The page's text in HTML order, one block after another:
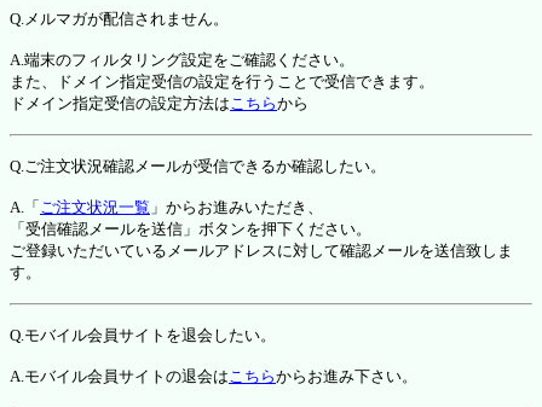
Q.メルマガが配信されません。
A.端末のフィルタリング設定をご確認ください。
また、ドメイン指定受信の設定を行うことで受信できます。
ドメイン指定受信の設定方法はこちらから
Q.ご注文状況確認メールが受信できるか確認したい。
A.「 ご注文状況一覧 」からお進みいただき、
「受信確認メールを送信」ボタンを押下ください。
ご登録いただいているメールアドレスに対して確認メールを送信致しま
す。
Q.モバイル会員サイトを退会したい。
A.モバイル会員サイトの退会はこちらからお進み下さい。